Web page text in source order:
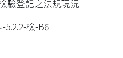
驗登記之法規現況
-5.2.2-檢-B6